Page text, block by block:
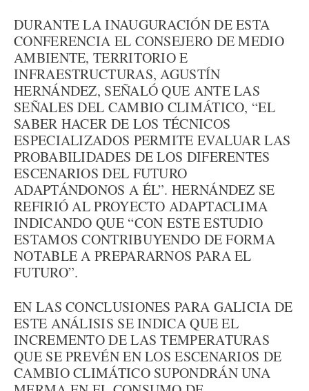
DURANTE LA INAUGURACIÓN DE ESTA
CONFERENCIA EL CONSEJERO DE MEDIO
AMBIENTE, TERRITORIO E
INFRAESTRUCTURAS, AGUSTÍN
HERNÁNDEZ, SEÑALÓ QUE ANTE LAS
SEÑALES DEL CAMBIO CLIMÁTICO, “EL
SABER HACER DE LOS TÉCNICOS
ESPECIALIZADOS PERMITE EVALUAR LAS
PROBABILIDADES DE LOS DIFERENTES
ESCENARIOS DEL FUTURO
ADAPTÁNDONOS A ÉL”. HERNÁNDEZ SE
REFIRIÓ AL PROYECTO ADAPTACLIMA
INDICANDO QUE “CON ESTE ESTUDIO
ESTAMOS CONTRIBUYENDO DE FORMA
NOTABLE A PREPARARNOS PARA EL
FUTURO”.
EN LAS CONCLUSIONES PARA GALICIA DE
ESTE ANÁLISIS SE INDICA QUE EL
INCREMENTO DE LAS TEMPERATURAS
QUE SE PREVÉN EN LOS ESCENARIOS DE
CAMBIO CLIMÁTICO SUPONDRÁN UNA